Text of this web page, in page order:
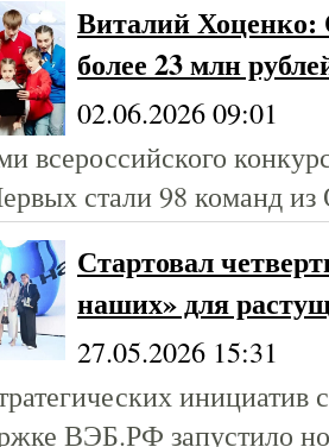
Виталий
более 23 млн
02.06.2026 09:01
всероссийского
стали 98 команд из
Стартовал
наших» для
27.05.2026 15:31
ВЭБ.РФ запустило